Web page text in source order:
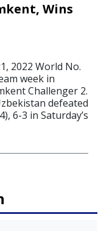
Wins
2022 World No.
week in
Challenger 2.
defeated
6-3 in Saturday’s